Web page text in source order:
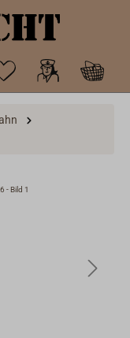
- Bild 1